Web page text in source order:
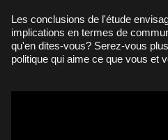
Les conclusions de l'étude
implications en termes de
qu'en dites-vous? Serez-vous
politique qui aime ce que vous et